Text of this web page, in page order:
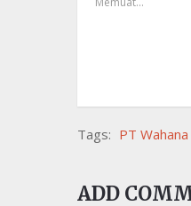
Tags: PT
ADD